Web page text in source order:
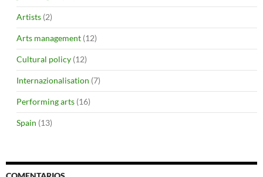
Artists (2)
Arts management (12)
Cultural policy (12)
Internazionalisation (7)
Performing arts (16)
Spain (13)